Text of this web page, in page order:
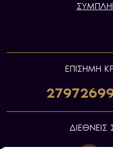
ΕΠIΣΗΜΗ
ΔΙΕΘΝΕΙΣ